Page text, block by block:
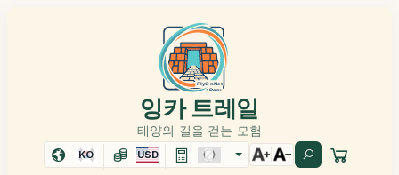
잉카 트레일
태양의 길을 걷는 모험
KO USD